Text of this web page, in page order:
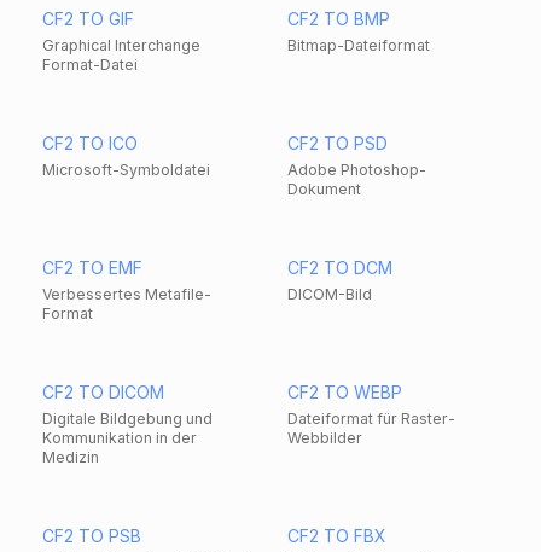
CF2 TO GIF
Graphical Interchange
Format-Datei
CF2 TO BMP
Bitmap-Dateiformat
CF2 TO ICO
Microsoft-Symboldatei
CF2 TO PSD
Adobe Photoshop-
Dokument
CF2 TO EMF
Verbessertes Metafile-
Format
CF2 TO DCM
DICOM-Bild
CF2 TO DICOM
Digitale Bildgebung und
Kommunikation in der
Medizin
CF2 TO WEBP
Dateiformat für Raster-
Webbilder
CF2 TO PSB CF2 TO FBX